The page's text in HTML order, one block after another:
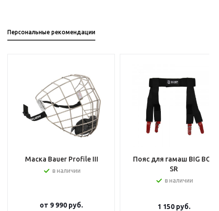
Персональные рекомендации
Маска Bauer Profile III
в наличии
от 9 990 руб.
Пояс для гамаш BIG BOY
SR
в наличии
1 150руб.